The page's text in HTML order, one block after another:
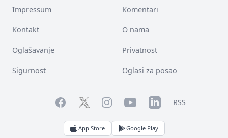
Impressum Komentari
Kontakt O nama
Oglašavanje Privatnost
Sigurnost Oglasi za posao
FacebookTwitterInstagramYouTubeLinkedInRSS
App Store Google Play